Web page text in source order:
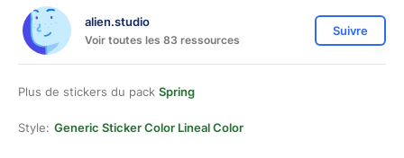
alien.studio
Voir toutes les 83 ressources
Suivre
Plus de stickers du pack Spring
Style: Generic Sticker Color Lineal Color